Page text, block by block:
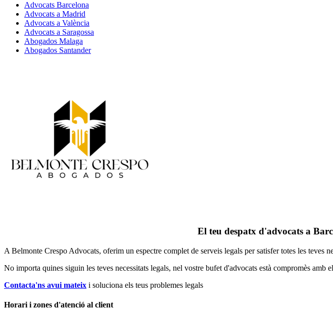
Advocats Barcelona
Advocats a Madrid
Advocats a València
Advocats a Saragossa
Abogados Malaga
Abogados Santander
El teu despatx d'advocats a
A Belmonte Crespo Advocats, oferim un espectre complet de serveis legals per satisfer totes les teves
No importa quines siguin les teves necessitats legals, nel vostre bufet d'advocats està compromès amb
Contacta'ns avui mateix i soluciona els teus problemes legals
Horari i zones d'atenció al client